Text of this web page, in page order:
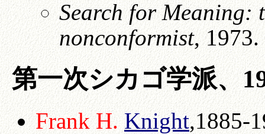
Search for Meaning:
nonconformist, 1973.
第一次シカゴ学派、
Frank H.Knight,1885-